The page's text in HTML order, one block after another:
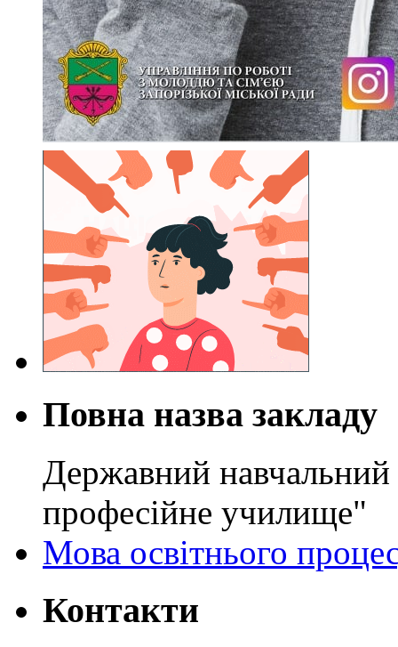
Повна назва закладу
Державний навчальний
професійне училище"
Мова освітнього
Контакти